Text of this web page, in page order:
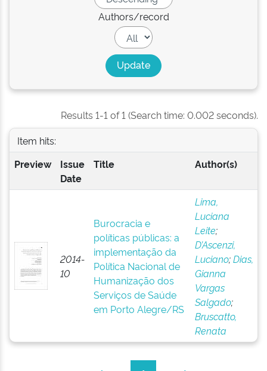
Authors/record
Results 1-1 of 1 (Search time: 0.002 seconds).
Item hits:
Preview
Issue
Date
Title Author(s)
2014-
10
Burocracia e
políticas públicas: a
implementação da
Política Nacional de
Humanização dos
Serviços de Saúde
em Porto Alegre/RS
Lima,
Luciana
Leite;
D’Ascenzi,
Luciano;Dias,
Gianna
Vargas
Salgado;
Bruscatto,
Renata